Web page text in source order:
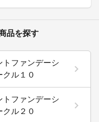
品を探す
ファンデーシ
ル１０
ファンデーシ
ル２０